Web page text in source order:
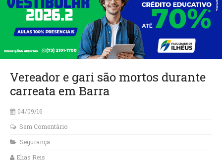
Vereador e gari são mortos durante
carreata em Barra
04/09/16
Sem Comentário
Segurança
Elias Reis